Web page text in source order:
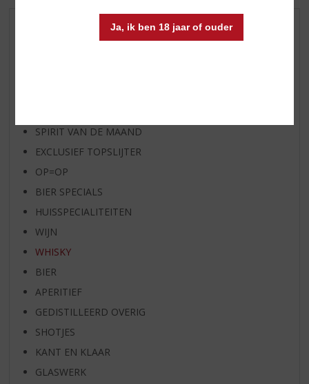
Ja, ik ben 18 jaar of ouder
SPIRIT VAN DE MAAND
EXCLUSIEF TOPSLIJTER
OP=OP
BIER SPECIALS
HUISSPECIALITEITEN
WIJN
WHISKY
BIER
APERITIEF
GEDISTILLEERD OVERIG
SHOTJES
KANT EN KLAAR
GLASWERK